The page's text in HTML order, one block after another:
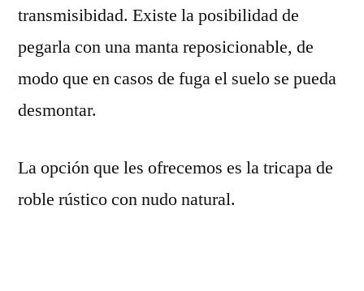
transmisibidad. Existe la posibilidad de
pegarla con una manta reposicionable, de
modo que en casos de fuga el suelo se pueda
desmontar.
La opción que les ofrecemos es la tricapa de
roble rústico con nudo natural.